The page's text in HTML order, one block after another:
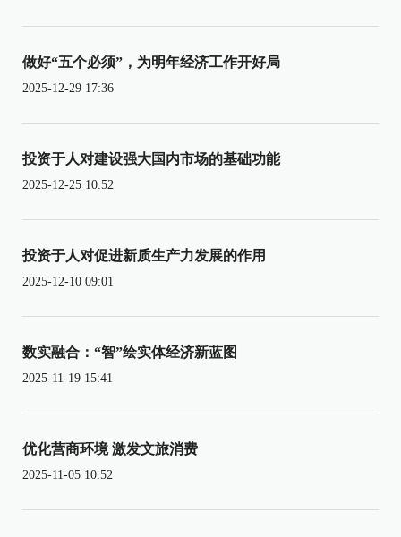
做好“五个必须”，为明年经济工作开好局
2025-12-29 17:36
投资于人对建设强大国内市场的基础功能
2025-12-25 10:52
投资于人对促进新质生产力发展的作用
2025-12-10 09:01
数实融合：“智”绘实体经济新蓝图
2025-11-19 15:41
优化营商环境 激发文旅消费
2025-11-05 10:52